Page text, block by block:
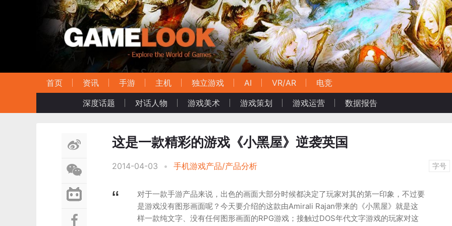
首页 资讯 手游 主机 独立游戏 AI VR/AR
电竞
深度话题
对话人物 游戏美术 游戏策划 游戏运营 数据报告
这是一款精彩的游戏《小黑屋》逆袭英国
2014-04-03 • 手机游戏产品/产品分析 字号
对于一款手游产品来说，出色的画面大部分时候都决定了玩家对其的第一印象，不过要
是游戏没有图形画面呢？今天要介绍的这款由Amirali Rajan带来的《小黑屋》就是这
样一款纯文字、没有任何图形画面的RPG游戏；接触过DOS年代文字游戏的玩家对这